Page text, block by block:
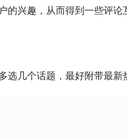
兴趣，从而得到一些评论
选几个话题，最好附带最新